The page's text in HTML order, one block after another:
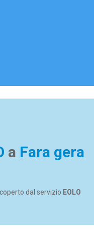
a Fara gera
dal servizio EOLO